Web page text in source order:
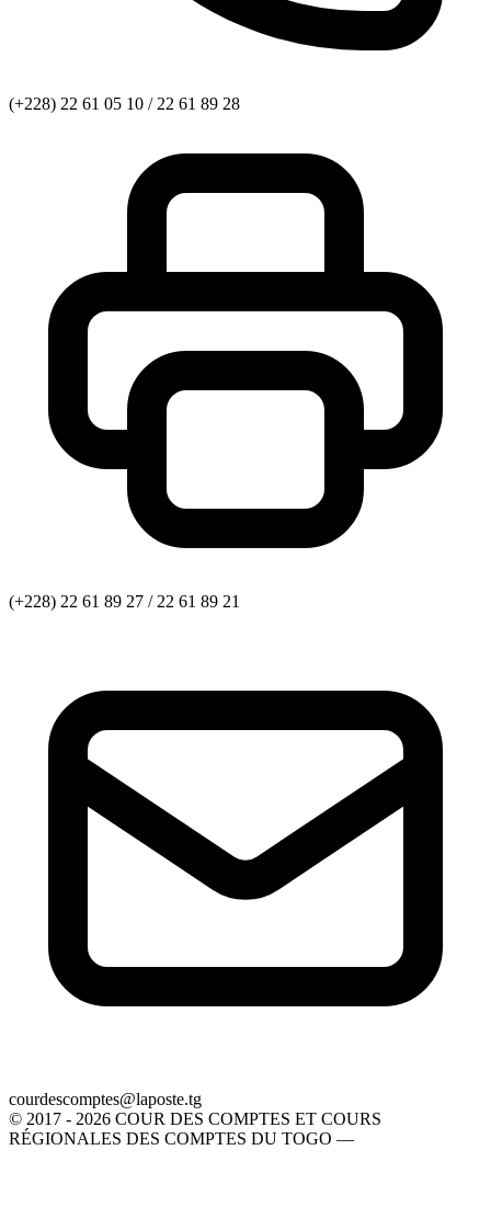
(+228) 22 61 05 10 / 22 61 89 28
(+228) 22 61 89 27 / 22 61 89 21
gt.etsopal@setpmocsedruoc
© 2017 - 2026 COUR DES COMPTES ET COURS
RÉGIONALES DES COMPTES DU TOGO —